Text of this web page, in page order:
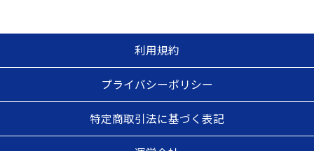
利用規約
プライバシーポリシー
特定商取引法に基づく表記